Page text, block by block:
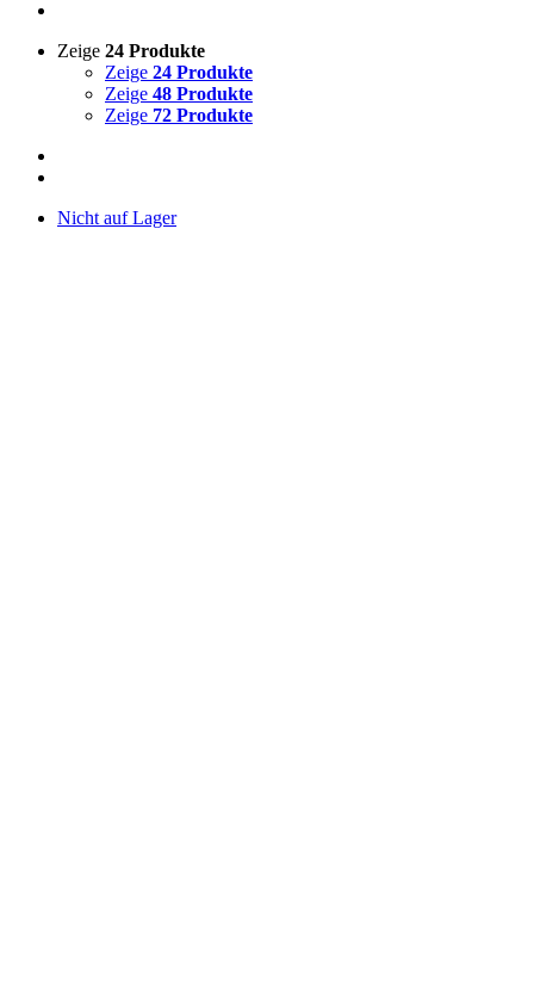
Zeige 24 Produkte
Zeige 24 Produkte
Zeige 48 Produkte
Zeige 72 Produkte
Nicht auf Lager